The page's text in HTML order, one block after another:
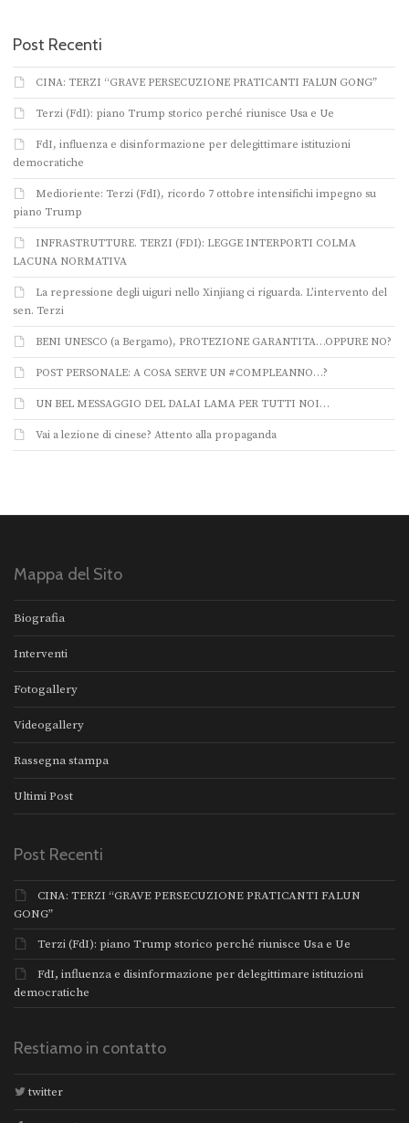
Post Recenti
CINA: TERZI “GRAVE PERSECUZIONE PRATICANTI FALUN GONG”
Terzi (FdI): piano Trump storico perché riunisce Usa e Ue
FdI, influenza e disinformazione per delegittimare istituzioni
democratiche
Medioriente: Terzi (FdI), ricordo 7 ottobre intensifichi impegno su
piano Trump
INFRASTRUTTURE. TERZI (FDI): LEGGE INTERPORTI COLMA
LACUNA NORMATIVA
La repressione degli uiguri nello Xinjiang ci riguarda. L’intervento del
sen. Terzi
BENI UNESCO (a Bergamo), PROTEZIONE GARANTITA…OPPURE NO?
POST PERSONALE: A COSA SERVE UN #COMPLEANNO…?
UN BEL MESSAGGIO DEL DALAI LAMA PER TUTTI NOI…
Vai a lezione di cinese? Attento alla propaganda
Mappa del Sito
Biografia
Interventi
Fotogallery
Videogallery
Rassegna stampa
Ultimi Post
Post Recenti
CINA: TERZI “GRAVE PERSECUZIONE PRATICANTI FALUN
GONG”
Terzi (FdI): piano Trump storico perché riunisce Usa e Ue
FdI, influenza e disinformazione per delegittimare istituzioni
democratiche
Restiamo in contatto
twitter